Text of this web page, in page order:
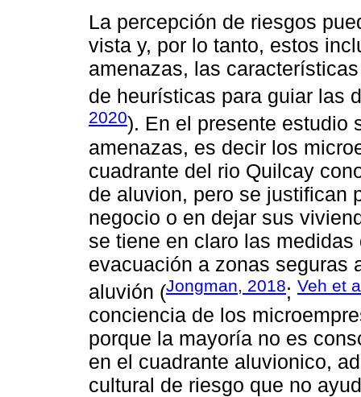
La percepción de riesgos
vista y, por lo tanto, estos
amenazas, las
de heurísticas para guiar las
2020). En el presente estudio
amenazas, es decir los
cuadrante del rio Quilcay
de aluvion, pero se justifican
negocio o en dejar sus
se tiene en claro las
evacuación a zonas seguras
aluvión (Jongman, 2018; Veh et
conciencia de los
porque la mayoría no es
en el cuadrante aluvionico,
cultural de riesgo que no